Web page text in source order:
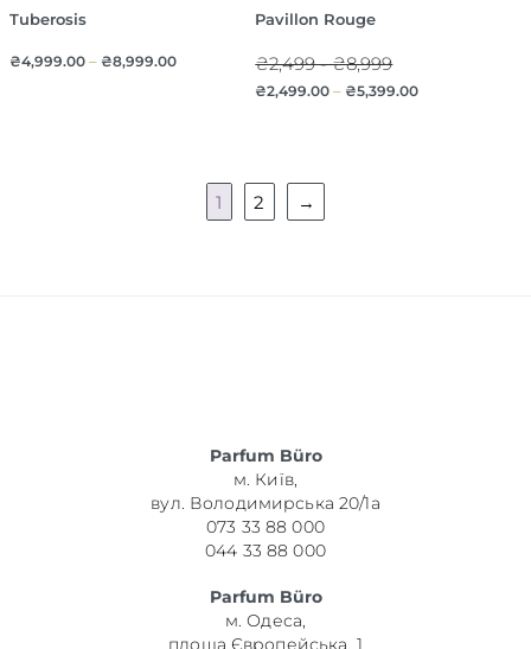
Tuberosis
₴4,999.00– ₴8,999.00
Pavillon Rouge
₴2,499 - ₴8,999
₴2,499.00 – ₴5,399.00
1 2 →
Parfum Büro
м. Київ,
вул. Володимирська 20/1а
073 33 88 000
044 33 88 000
Parfum Büro
м. Одеса,
площа Європейська, 1